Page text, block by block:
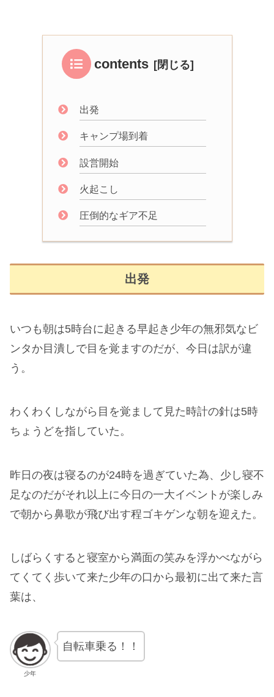
contents
出発
キャンプ場到着
設営開始
火起こし
圧倒的なギア不足
出発
いつも朝は5時台に起きる早起き少年の無邪気なビ
ンタか目潰しで目を覚ますのだが、今日は訳が違
う。
わくわくしながら目を覚まして見た時計の針は5時
ちょうどを指していた。
昨日の夜は寝るのが24時を過ぎていた為、少し寝不
足なのだがそれ以上に今日の一大イベントが楽しみ
で朝から鼻歌が飛び出す程ゴキゲンな朝を迎えた。
しばらくすると寝室から満面の笑みを浮かべながら
てくてく歩いて来た少年の口から最初に出て来た言
葉は、
少年
自転車乗る！！